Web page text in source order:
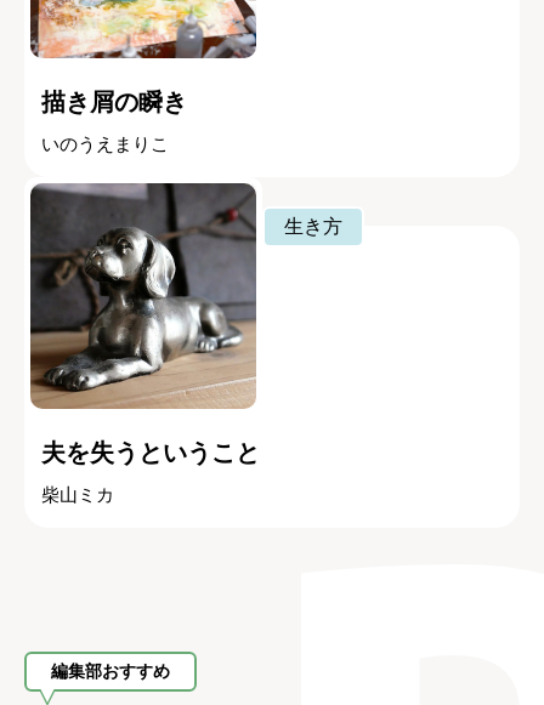
描き屑の瞬き
いのうえまりこ
生き方
夫を失うということ
柴山ミカ
編集部おすすめ